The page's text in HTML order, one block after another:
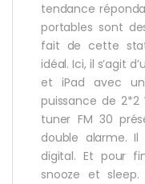
tendance
portables sont
fait de cette
idéal. Ici, il s’agit
et iPad avec un
puissance de
tuner FM 30
double alarme.
digital. Et pour
snooze et